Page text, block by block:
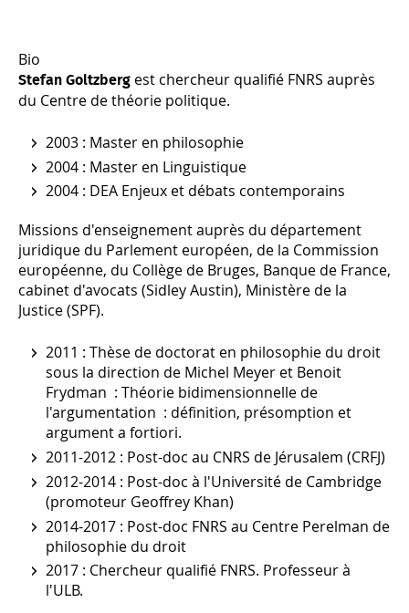
Bio
Stefan Goltzberg est chercheur qualifié FNRS auprès
du Centre de théorie politique.
2003 : Master en philosophie
2004 : Master en Linguistique
2004 : DEA Enjeux et débats contemporains
Missions d'enseignement auprès du département
juridique du Parlement européen, de la Commission
européenne, du Collège de Bruges, Banque de France,
cabinet d'avocats (Sidley Austin), Ministère de la
Justice (SPF).
2011 : Thèse de doctorat en philosophie du droit
sous la direction de Michel Meyer et Benoit
Frydman : Théorie bidimensionnelle de
l'argumentation : définition, présomption et
argument a fortiori.
2011-2012 : Post-doc au CNRS de Jérusalem (CRFJ)
2012-2014 : Post-doc à l'Université de Cambridge
(promoteur Geoffrey Khan)
2014-2017 : Post-doc FNRS au Centre Perelman de
philosophie du droit
2017 : Chercheur qualifié FNRS. Professeur à
l'ULB.